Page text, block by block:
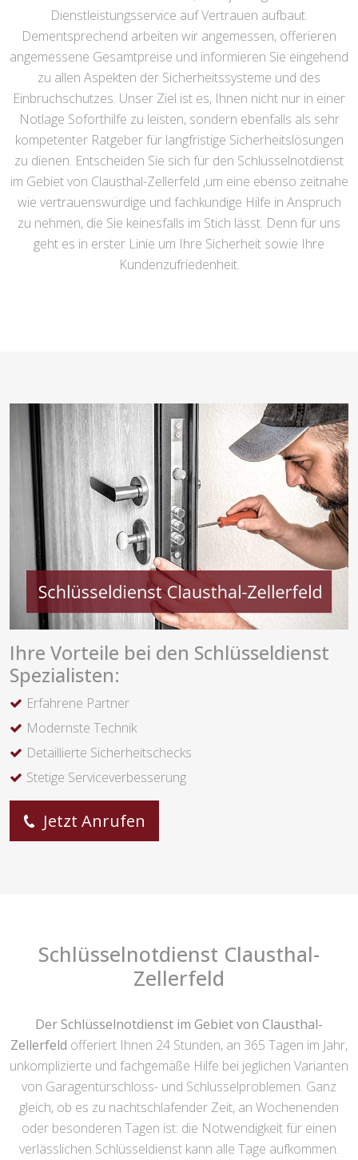
Dienstleistungsservice auf Vertrauen aufbaut.
Dementsprechend arbeiten wir angemessen, offerieren
angemessene Gesamtpreise und informieren Sie eingehend
zu allen Aspekten der Sicherheitssysteme und des
Einbruchschutzes. Unser Ziel ist es, Ihnen nicht nur in einer
Notlage Soforthilfe zu leisten, sondern ebenfalls als sehr
kompetenter Ratgeber für langfristige Sicherheitslösungen
zu dienen. Entscheiden Sie sich für den Schlüsselnotdienst
im Gebiet von Clausthal-Zellerfeld ,um eine ebenso zeitnahe
wie vertrauenswürdige und fachkundige Hilfe in Anspruch
zu nehmen, die Sie keinesfalls im Stich lässt. Denn für uns
geht es in erster Linie um Ihre Sicherheit sowie Ihre
Kundenzufriedenheit.
Ihre Vorteile bei den Schlüsseldienst
Spezialisten:
Erfahrene Partner
Modernste Technik
Detaillierte Sicherheitschecks
Stetige Serviceverbesserung
Jetzt Anrufen
Schlüsselnotdienst Clausthal-
Zellerfeld
Der Schlüsselnotdienst im Gebiet von Clausthal-
Zellerfeld offeriert Ihnen 24 Stunden, an 365 Tagen im Jahr,
unkomplizierte und fachgemäße Hilfe bei jeglichen Varianten
von Garagentürschloss- und Schlüsselproblemen. Ganz
gleich, ob es zu nachtschlafender Zeit, an Wochenenden
oder besonderen Tagen ist: die Notwendigkeit für einen
verlässlichen Schlüsseldienst kann alle Tage aufkommen.